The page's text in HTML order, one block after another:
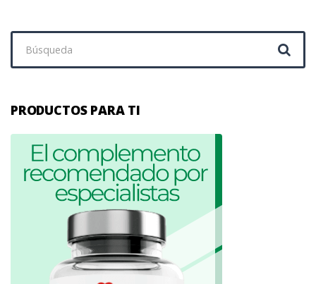
PRODUCTOS PARA TI